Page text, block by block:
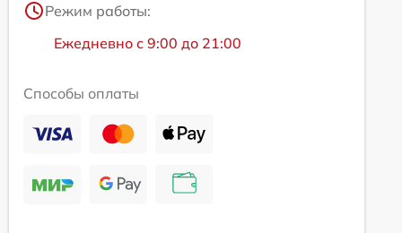
Режим работы:
Ежедневно с 9:00 до 21:00
Способы оплаты